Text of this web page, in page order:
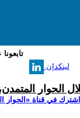
لينكدإن
الحوار
في قناة ‫«الحوار